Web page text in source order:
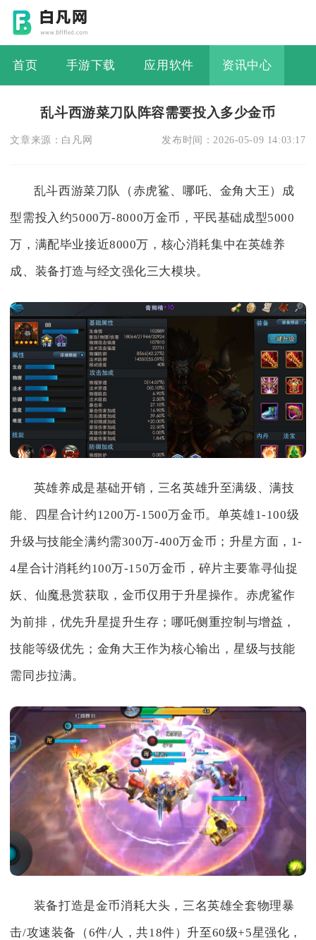
首页 手游下载 应用软件 资讯中心
乱斗西游菜刀队阵容需要投入多少金币
文章来源： 白凡网 发布时间： 2026-05-09 14:03:17
乱斗西游菜刀队（赤虎鲨、哪吒、金角大王）成
型需投入约5000万-8000万金币，平民基础成型5000
万，满配毕业接近8000万，核心消耗集中在英雄养
成、装备打造与经文强化三大模块。
英雄养成是基础开销，三名英雄升至满级、满技
能、四星合计约1200万-1500万金币。单英雄1-100级
升级与技能全满约需300万-400万金币；升星方面，1-
4星合计消耗约100万-150万金币，碎片主要靠寻仙捉
妖、仙魔悬赏获取，金币仅用于升星操作。赤虎鲨作
为前排，优先升星提升生存；哪吒侧重控制与增益，
技能等级优先；金角大王作为核心输出，星级与技能
需同步拉满。
装备打造是金币消耗大头，三名英雄全套物理暴
击/攻速装备（6件/人，共18件）升至60级+5星强化，